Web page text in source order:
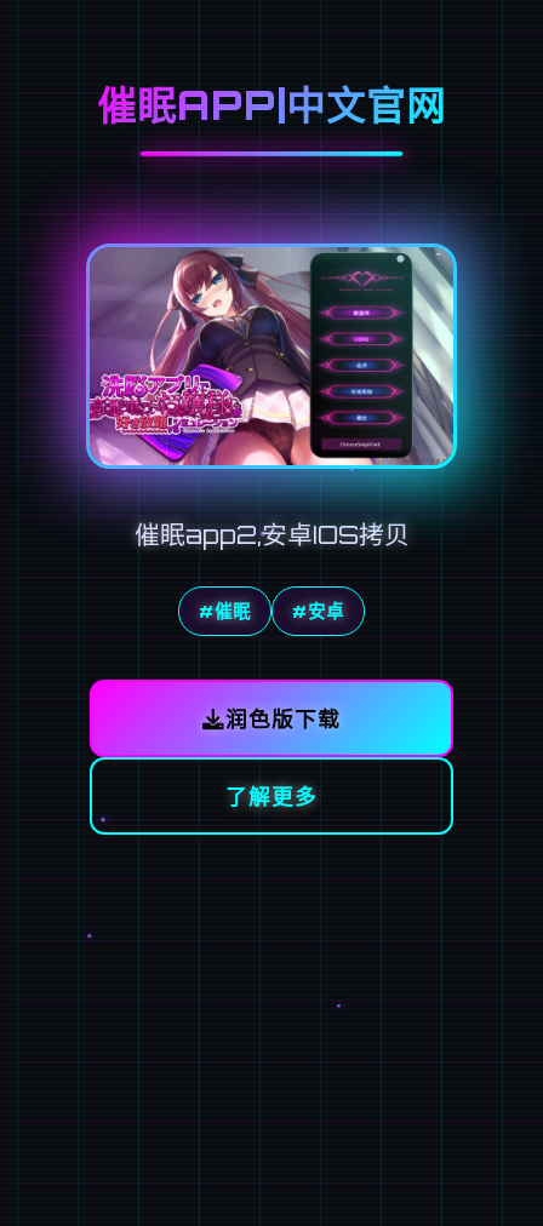
催眠APP|中文官网
催眠app2,安卓IOS拷贝
#催眠 #安卓
润色版下载
了解更多